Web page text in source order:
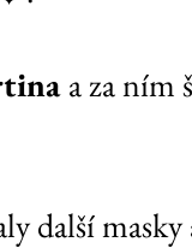
a za ním
další masky